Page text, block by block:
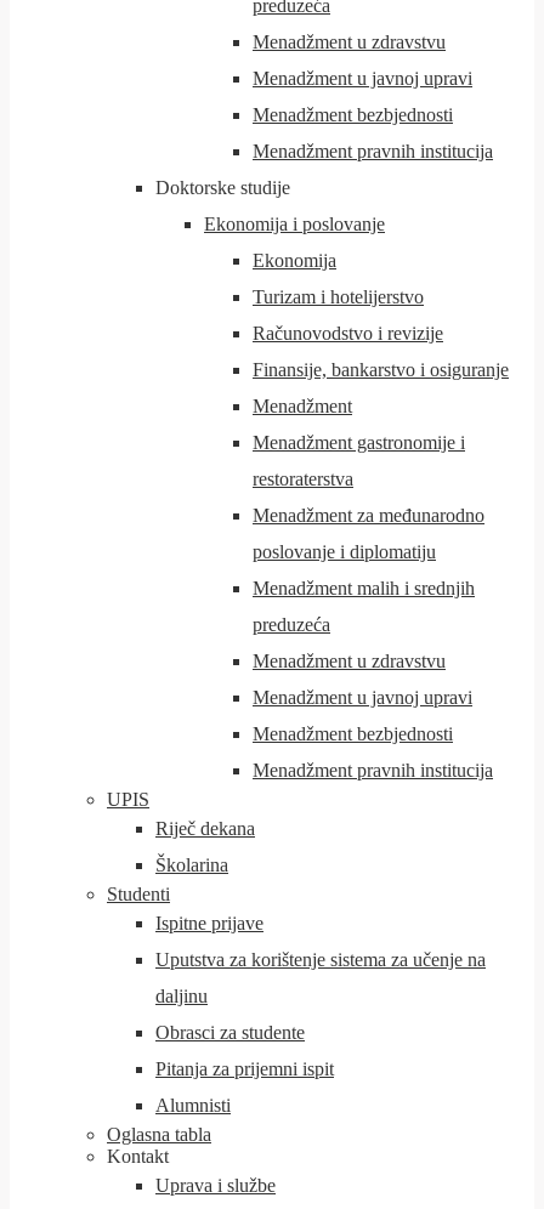
preduzeća
Menadžment u zdravstvu
Menadžment u javnoj upravi
Menadžment bezbjednosti
Menadžment pravnih institucija
Doktorske studije
Ekonomija i poslovanje
Ekonomija
Turizam i hotelijerstvo
Računovodstvo i revizije
Finansije, bankarstvo i osiguranje
Menadžment
Menadžment gastronomije i
restoraterstva
Menadžment za međunarodno
poslovanje i diplomatiju
Menadžment malih i srednjih
preduzeća
Menadžment u zdravstvu
Menadžment u javnoj upravi
Menadžment bezbjednosti
Menadžment pravnih institucija
UPIS
Riječ dekana
Školarina
Studenti
Ispitne prijave
Uputstva za korištenje sistema za učenje na
daljinu
Obrasci za studente
Pitanja za prijemni ispit
Alumnisti
Oglasna tabla
Kontakt
Uprava i službe